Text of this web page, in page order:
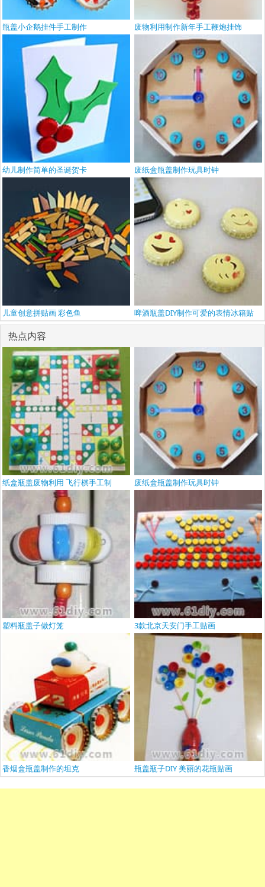
瓶盖小企鹅挂件手工制作 废物利用制作新年手工鞭炮挂饰
幼儿制作简单的圣诞贺卡 废纸盒瓶盖制作玩具时钟
儿童创意拼贴画 彩色鱼 啤酒瓶盖DIY制作可爱的表情冰箱贴
热点内容
纸盒瓶盖废物利用 飞行棋手工制 废纸盒瓶盖制作玩具时钟
塑料瓶盖子做灯笼 3款北京天安门手工贴画
香烟盒瓶盖制作的坦克 瓶盖瓶子DIY 美丽的花瓶贴画